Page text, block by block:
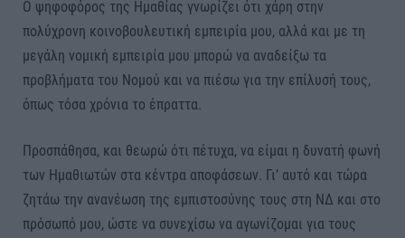
Ο ψηφοφόρος της Ημαθίας γνωρίζει ότι χάρη στην
πολύχρονη κοινοβουλευτική εμπειρία μου, αλλά και με τη
μεγάλη νομική εμπειρία μου μπορώ να αναδείξω τα
προβλήματα του Νομού και να πιέσω για την επίλυσή τους,
όπως τόσα χρόνια το έπραττα.
Προσπάθησα, και θεωρώ ότι πέτυχα, να είμαι η δυνατή φωνή
των Ημαθιωτών στα κέντρα αποφάσεων. Γι’ αυτό και τώρα
ζητάω την ανανέωση της εμπιστοσύνης τους στη ΝΔ και στο
πρόσωπό μου, ώστε να συνεχίσω να αγωνίζομαι για τους